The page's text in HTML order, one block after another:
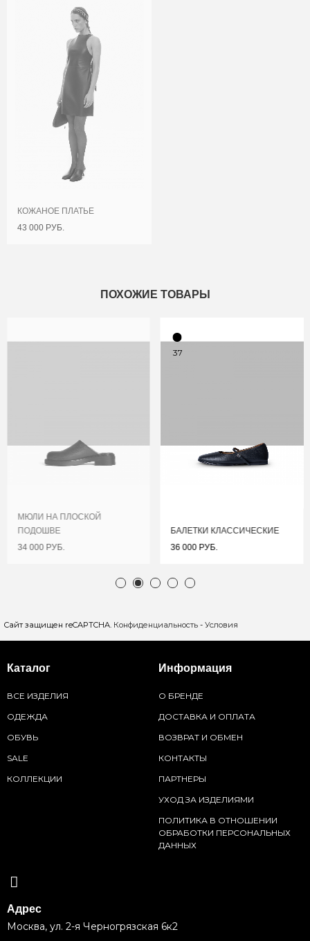
КОЖАНОЕ ПЛАТЬЕ
43 000 РУБ.
ПОХОЖИЕ ТОВАРЫ
МЮЛИ НА ПЛОСКОЙ
ПОДОШВЕ
34 000 РУБ.
37
БАЛЕТКИ КЛАССИЧЕСКИЕ
36 000 РУБ.
Сайт защищен reCAPTCHA. Конфиденциальность - Условия
Каталог
ВСЕ ИЗДЕЛИЯ
ОДЕЖДА
ОБУВЬ
SALE
КОЛЛЕКЦИИ
Информация
О БРЕНДЕ
ДОСТАВКА И ОПЛАТА
ВОЗВРАТ И ОБМЕН
КОНТАКТЫ
ПАРТНЕРЫ
УХОД ЗА ИЗДЕЛИЯМИ
ПОЛИТИКА В ОТНОШЕНИИ
ОБРАБОТКИ ПЕРСОНАЛЬНЫХ
ДАННЫХ
Адрес
Москва, ул. 2-я Черногрязская 6к2